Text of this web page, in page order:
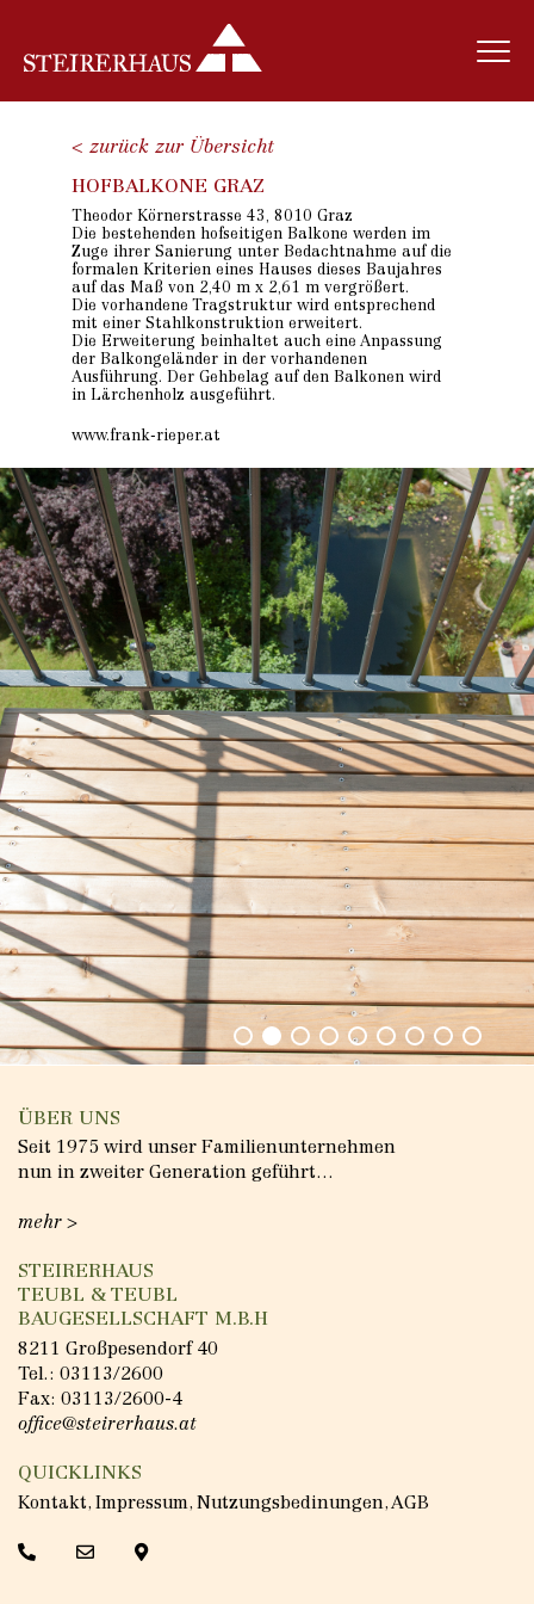
< zurück zur Übersicht
HOFBALKONE GRAZ
Theodor Körnerstrasse 43, 8010 Graz
Die bestehenden hofseitigen Balkone werden im
Zuge ihrer Sanierung unter Bedachtnahme auf die
formalen Kriterien eines Hauses dieses Baujahres
auf das Maß von 2,40 m x 2,61 m vergrößert.
Die vorhandene Tragstruktur wird entsprechend
mit einer Stahlkonstruktion erweitert.
Die Erweiterung beinhaltet auch eine Anpassung
der Balkongeländer in der vorhandenen
Ausführung. Der Gehbelag auf den Balkonen wird
in Lärchenholz ausgeführt.
www.frank-rieper.at
ÜBER UNS
Seit 1975 wird unser Familienunternehmen
nun in zweiter Generation geführt…
mehr >
STEIRERHAUS
TEUBL & TEUBL
BAUGESELLSCHAFT M.B.H
8211 Großpesendorf 40
Tel.: 03113/2600
Fax: 03113/2600-4
office@steirerhaus.at
QUICKLINKS
Kontakt, Impressum, Nutzungsbedinungen,AGB